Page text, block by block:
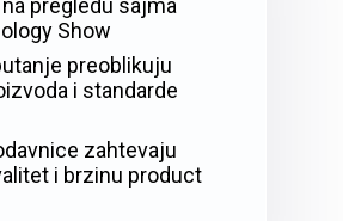
pregledu sajma
Show
preoblikuju
i standarde
zahtevaju
i brzinu product